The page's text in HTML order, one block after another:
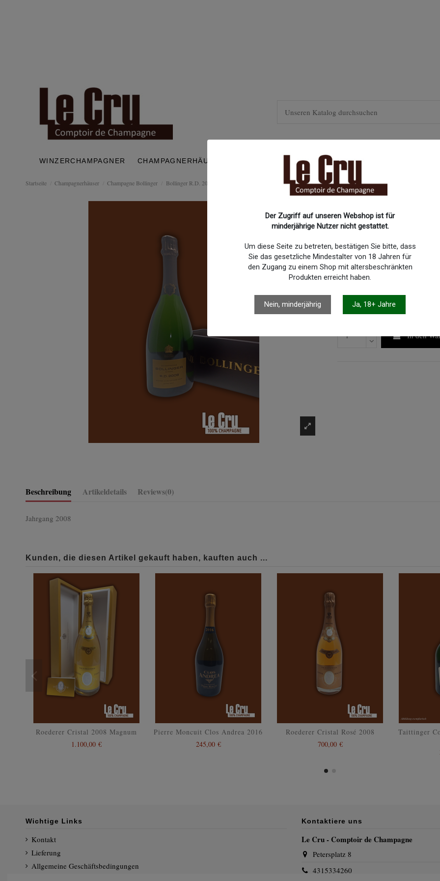
Der Zugriff auf unseren Webshop ist für
minderjährige Nutzer nicht gestattet.
Um diese Seite zu betreten, bestätigen Sie bitte, dass
Sie das gesetzliche Mindestalter von 18 Jahren für
den Zugang zu einem Shop mit altersbeschränkten
Produkten erreicht haben.
Nein, minderjährig Ja, 18+ Jahre
WINZERCHAMPAGNER CHAMPAGNERHÄUSER RARITÄTEN SONDERGRÖSSEN
Startseite Champagnerhäuser Champagne Bollinger Bollinger R.D. 2008
Winzer: Champagne Bollinger
Nur noch wenige Teile verfügbar
395,00 €
(526,67 € pro Liter)
3 - 5 Tage
In den
Beschreibung Artikeldetails Reviews(0)
Jahrgang 2008
Kunden, die diesen Artikel gekauft haben, kauften auch ...
Roederer Cristal 2008 Magnum
1.100,00 €
Pierre Moncuit Clos Andrea 2016
245,00 €
Roederer Cristal Rosé 2008
700,00 €
Taittinger
Wichtige Links
Kontakt
Lieferung
Allgemeine Geschäftsbedingungen
Kontaktiere uns
Le Cru - Comptoir de Champagne
Petersplatz 8
4315334260